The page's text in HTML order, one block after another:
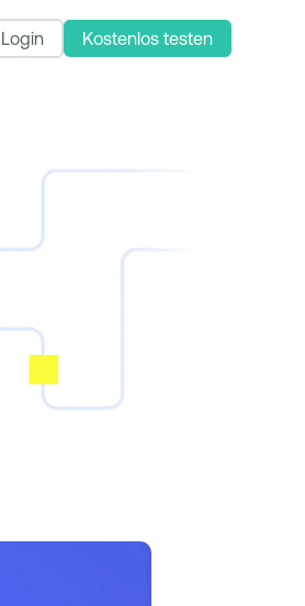
Login Kostenlos testen